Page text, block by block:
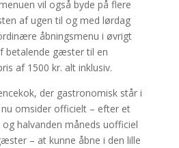
vil også byde på flere
af ugen til og med lørdag
åbningsmenu i øvrigt
betalende gæster til en
af 1500 kr. alt inklusiv.
der gastronomisk står i
omsider officielt – efter et
halvanden måneds uofficiel
– at kunne åbne i den lille